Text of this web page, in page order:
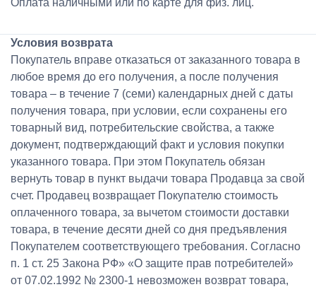
Оплата наличными или по карте для физ. лиц.
Условия возврата
Покупатель вправе отказаться от заказанного товара в
любое время до его получения, а после получения
товара – в течение 7 (семи) календарных дней с даты
получения товара, при условии, если сохранены его
товарный вид, потребительские свойства, а также
документ, подтверждающий факт и условия покупки
указанного товара. При этом Покупатель обязан
вернуть товар в пункт выдачи товара Продавца за свой
счет. Продавец возвращает Покупателю стоимость
оплаченного товара, за вычетом стоимости доставки
товара, в течение десяти дней со дня предъявления
Покупателем соответствующего требования. Согласно
п. 1 ст. 25 Закона РФ» «О защите прав потребителей»
от 07.02.1992 № 2300-1 невозможен возврат товара,